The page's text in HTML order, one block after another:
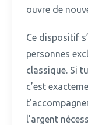
ouvre de
Ce dispositif
personnes
classique. Si
c’est
l’argent